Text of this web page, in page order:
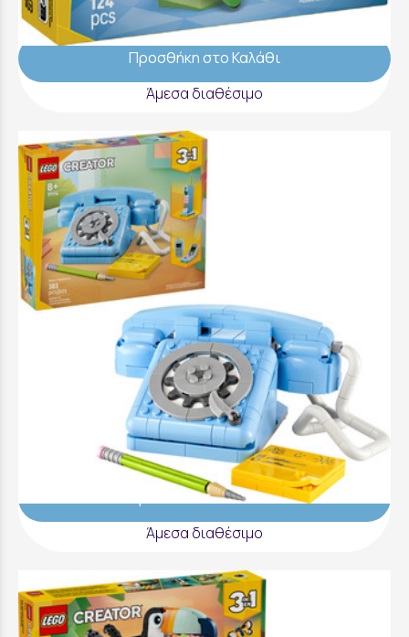
9,99 €
Προσθήκη στο Καλάθι
Άμεσα διαθέσιμο
LEGO Creator Retro Telephone - 31174
31,99 €
Προσθήκη στο Καλάθι
Άμεσα διαθέσιμο